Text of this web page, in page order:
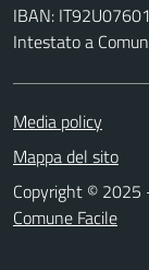
IBAN:
Intestato a
Media policy
Mappa del sito
Copyright © 2025
Comune Facile